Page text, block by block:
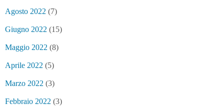
Agosto 2022 (7)
Giugno 2022 (15)
Maggio 2022 (8)
Aprile 2022 (5)
Marzo 2022 (3)
Febbraio 2022 (3)